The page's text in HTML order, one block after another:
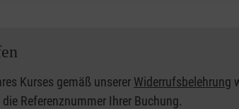
Kurses gemäß unserer Widerrufsbelehrung
Referenznummer Ihrer Buchung.